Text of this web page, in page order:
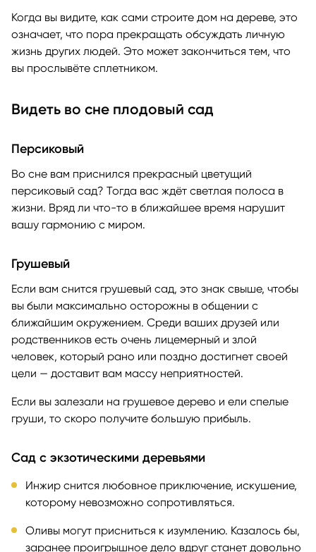
Когда вы видите, как сами строите дом на дереве, это
означает, что пора прекращать обсуждать личную
жизнь других людей. Это может закончиться тем, что
вы прослывёте сплетником.
Видеть во сне плодовый сад
Персиковый
Во сне вам приснился прекрасный цветущий
персиковый сад? Тогда вас ждёт светлая полоса в
жизни. Вряд ли что-то в ближайшее время нарушит
вашу гармонию с миром.
Грушевый
Если вам снится грушевый сад, это знак свыше, чтобы
вы были максимально осторожны в общении с
ближайшим окружением. Среди ваших друзей или
родственников есть очень лицемерный и злой
человек, который рано или поздно достигнет своей
цели — доставит вам массу неприятностей.
Если вы залезали на грушевое дерево и ели спелые
груши, то скоро получите большую прибыль.
Сад с экзотическими деревьями
Инжир снится любовное приключение, искушение,
которому невозможно сопротивляться.
Оливы могут присниться к изумлению. Казалось бы,
заранее проигрышное дело вдруг станет довольно